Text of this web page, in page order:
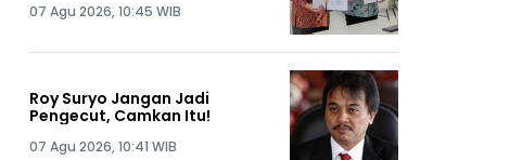
07 Agu 2026, 10:45 WIB
Roy Suryo Jangan Jadi
Pengecut, Camkan Itu!
07 Agu 2026, 10:41 WIB